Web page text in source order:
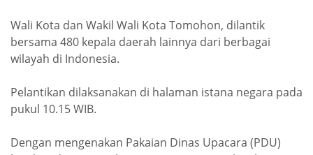
Wali Kota dan Wakil Wali Kota Tomohon, dilantik
bersama 480 kepala daerah lainnya dari berbagai
wilayah di Indonesia.
Pelantikan dilaksanakan di halaman istana negara pada
pukul 10.15 WIB.
Dengan mengenakan Pakaian Dinas Upacara (PDU)